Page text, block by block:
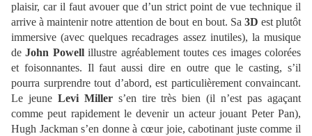
plaisir, car il faut avouer que d’un strict point de vue technique il
arrive à maintenir notre attention de bout en bout. Sa 3D est plutôt
immersive (avec quelques recadrages assez inutiles), la musique
deJohn Powellillustre agréablement toutes ces images colorées
et foisonnantes. Il faut aussi dire en outre que le casting, s’il
pourra surprendre tout d’abord, est particulièrement convaincant.
Le jeune Levi Millers’en tire très bien (il n’est pas agaçant
comme peut rapidement le devenir un acteur jouant Peter Pan),
Hugh Jackman s’en donne à cœur joie, cabotinant juste comme il